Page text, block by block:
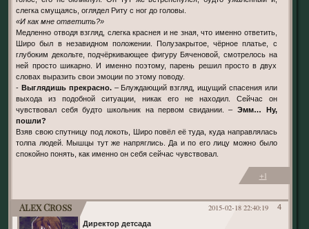
слегка смущаясь, оглядел Риту с ног до головы.
«И как мне ответить?»
Медленно отводя взгляд, слегка краснея и не зная, что именно ответить,
Широ был в незавидном положении. Полузакрытое, чёрное платье, с
глубоким декольте, подчёркивающее фигуру Бяченовой, смотрелось на
ней просто шикарно. И именно поэтому, парень решил просто в двух
словах выразить свои эмоции по этому поводу.
-Выглядишь прекрасно.– Блуждающий взгляд, ищущий спасения или
выхода из подобной ситуации, никак его не находил. Сейчас он
чувствовал себя будто школьник на первом свидании. – Эмм… Ну,
пошли?
Взяв свою спутницу под локоть, Широ повёл её туда, куда направлялась
толпа людей. Мышцы тут же напряглись. Да и по его лицу можно было
спокойно понять, как именно он себя сейчас чувствовал.
+1
4
2015-02-18 22:40:19
Alex Cross
Директор детсада